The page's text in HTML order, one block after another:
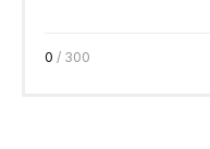
0 / 300